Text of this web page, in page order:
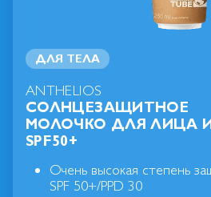
ДЛЯ ТЕЛА
ANTHELIOS
СОЛНЦЕЗАЩИТНОЕ
МОЛОЧКО ДЛЯ ЛИЦА
SPF50+
Очень высокая степень
SPF 50+/PPD 30